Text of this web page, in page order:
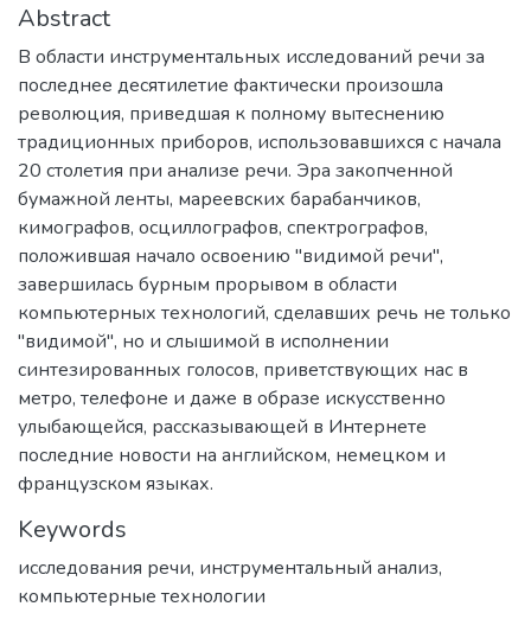
Abstract
В области инструментальных исследований речи за
последнее десятилетие фактически произошла
революция, приведшая к полному вытеснению
традиционных приборов, использовавшихся с начала
20 столетия при анализе речи. Эра закопченной
бумажной ленты, мареевских барабанчиков,
кимографов, осциллографов, спектрографов,
положившая начало освоению "видимой речи",
завершилась бурным прорывом в области
компьютерных технологий, сделавших речь не только
"видимой", но и слышимой в исполнении
синтезированных голосов, приветствующих нас в
метро, телефоне и даже в образе искусственно
улыбающейся, рассказывающей в Интернете
последние новости на английском, немецком и
французском языках.
Keywords
исследования речи, инструментальный анализ,
компьютерные технологии